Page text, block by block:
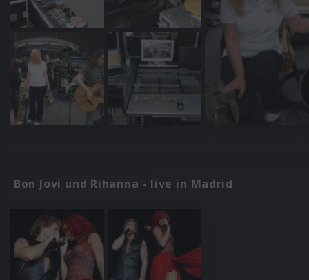
Bon Jovi und Rihanna - live in Madrid